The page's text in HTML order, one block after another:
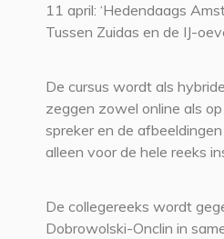
11 april: ‘Hedendaags
Tussen Zuidas en de IJ-
De cursus wordt als
zeggen zowel online als
spreker en de
alleen voor de hele reeks
De collegereeks wordt
Dobrowolski-Onclin in